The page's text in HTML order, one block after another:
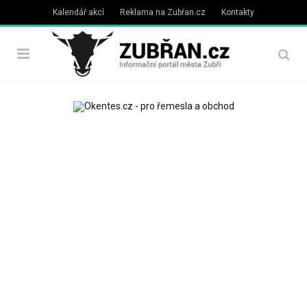
Kalendář akcí Reklama na Zubřan.cz Kontakty